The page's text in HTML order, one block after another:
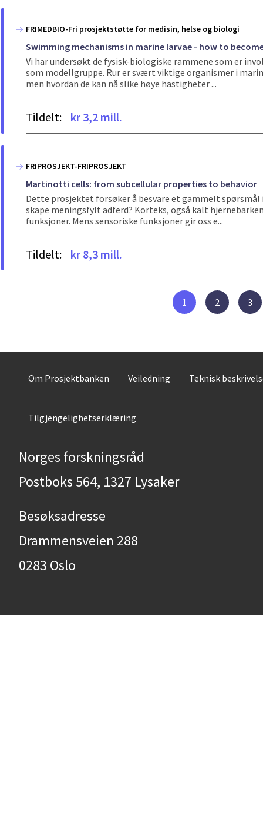
FRIMEDBIO-Fri prosjektstøtte for medisin, helse og biologi
Swimming mechanisms in marine larvae - how to
Vi har undersøkt de fysisk-biologiske rammene som er
som modellgruppe. Rur er svært viktige organismer i
men hvordan de kan nå slike høye hastigheter ...
Tildelt: kr 3,2 mill.
FRIPROSJEKT-FRIPROSJEKT
Martinotti cells: from subcellular properties to behavior
Dette prosjektet forsøker å besvare et gammelt
skape meningsfylt adferd? Korteks, også kalt
funksjoner. Mens sensoriske funksjoner gir oss e...
Tildelt: kr 8,3 mill.
1 2 3
Om Prosjektbanken Veiledning Teknisk
Tilgjengelighetserklæring
Norges forskningsråd
Postboks 564, 1327 Lysaker
Besøksadresse
Drammensveien 288
0283 Oslo